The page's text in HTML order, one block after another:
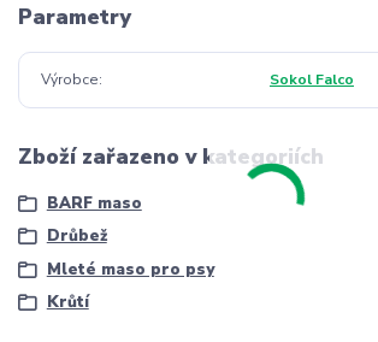
Parametry
Výrobce Sokol Falco
Zboží zařazeno v kategoriích
BARF maso
Drůbež
Mleté maso pro psy
Krůtí